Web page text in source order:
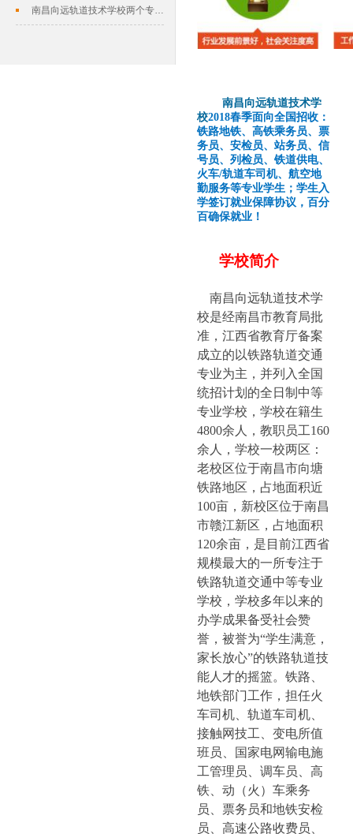
南昌向远轨道技术学校两个专业评定为南...
南昌向远轨道技术学
校2018春季面向全国招收：
铁路地铁、高铁乘务员、票
务员、安检员、站务员、信
号员、列检员、铁道供电、
火车/轨道车司机、航空地
勤服务等专业学生；学生入
学签订就业保障协议，百分
百确保就业！
学校简介
南昌向远轨道技术学
校是经南昌市教育局批
准，江西省教育厅备案
成立的以铁路轨道交通
专业为主，并列入全国
统招计划的全日制中等
专业学校，学校在籍生
4800余人，教职员工160
余人，学校一校两区：
老校区位于南昌市向塘
铁路地区，占地面积近
100亩，新校区位于南昌
市赣江新区，占地面积
120余亩，是目前江西省
规模最大的一所专注于
铁路轨道交通中等专业
学校，学校多年以来的
办学成果备受社会赞
誉，被誉为“学生满意，
家长放心”的铁路轨道技
能人才的摇篮。 铁路、
地铁部门工作，担任火
车司机、轨道车司机、
接触网技工、变电所值
班员、国家电网输电施
工管理员、调车员、高
铁、动（火）车乘务
员、票务员和地铁安检
员、高速公路收费员、